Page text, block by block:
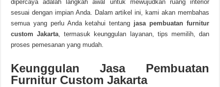
dipercaya adalah langkah awal untuk mewujudkan ruang interior
sesuai dengan impian Anda. Dalam artikel ini, kami akan membahas
semua yang perlu Anda ketahui tentang jasa pembuatan furnitur
custom Jakarta, termasuk keunggulan layanan, tips memilih, dan
proses pemesanan yang mudah.
Keunggulan Jasa Pembuatan
Furnitur Custom Jakarta